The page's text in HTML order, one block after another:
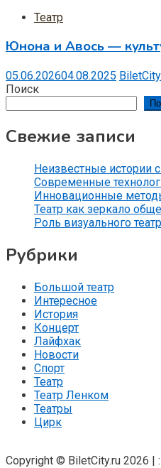
Театр
Юнона и Авось —
05.06.202604.08.2025
Поиск
Свежие записи
Неизвестные истории
Современные
Инновационные
Театр как зеркало
Роль визуального
Рубрики
Большой театр
Интересное
История
Концерт
Лайфхак
Новости
Спорт
Театр
Театр Ленком
Театры
Цирк
Copyright © BiletCity.ru 2026 |